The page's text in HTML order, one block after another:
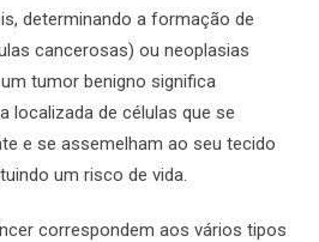
determinando a formação de
cancerosas) ou neoplasias
tumor benigno significa
localizada de células que se
e se assemelham ao seu tecido
um risco de vida.
correspondem aos vários tipos